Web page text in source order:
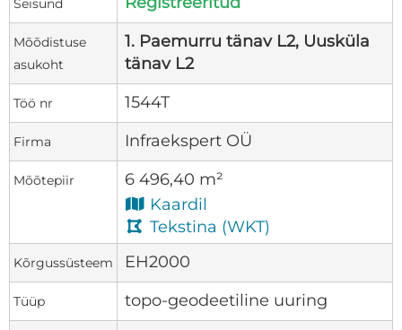
Seisund
Mõõdistuse
asukoht
1. Paemurru tänav L2, Uusküla
tänav L2
Töö nr 1544T
Firma Infraekspert OÜ
Mõõtepiir
6 496,40 m²
Kaardil
Tekstina (WKT)
Kõrgussüsteem EH2000
Tüüp topo-geodeetiline uuring